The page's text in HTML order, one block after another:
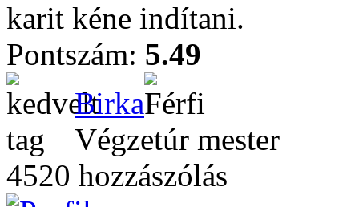
karit kéne indítani.
Pontszám: 5.49
Birka
Végzetúr mester
4520 hozzászólás